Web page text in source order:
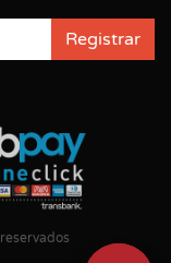
Registrar